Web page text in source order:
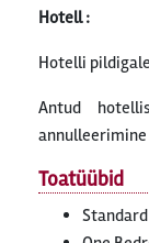
Hotell :
Hotelli
Antud
Toatüübid